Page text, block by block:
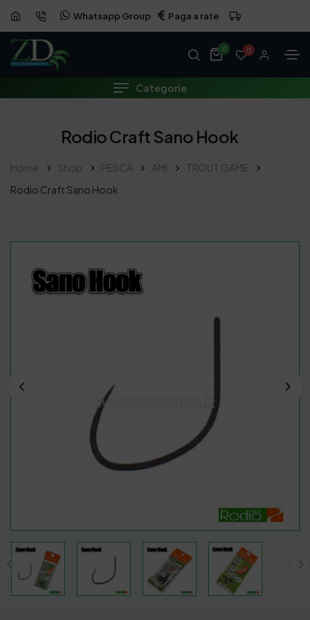
Whatsapp Group Paga a rate
0 0
Categorie
Rodio Craft Sano Hook
Home Shop PESCA AMI
TROUT GAME
Rodio Craft Sano Hook